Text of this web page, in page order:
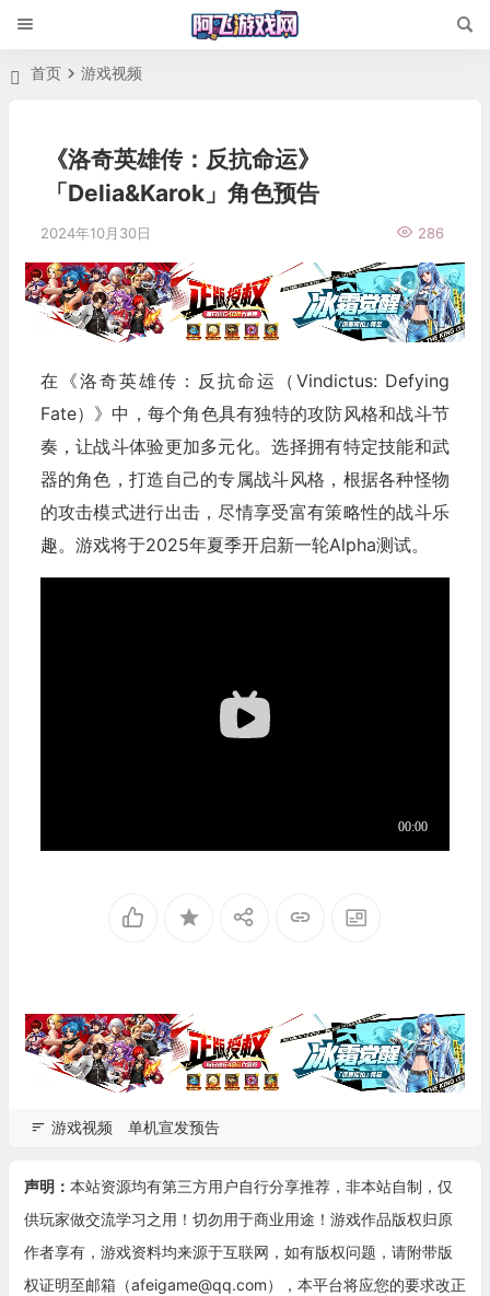
首页 游戏视频
《洛奇英雄传：反抗命运》
「Delia&Karok」角色预告
2024年10月30日 286
在《洛奇英雄传：反抗命运（Vindictus: Defying
Fate）》中，每个角色具有独特的攻防风格和战斗节
奏，让战斗体验更加多元化。选择拥有特定技能和武
器的角色，打造自己的专属战斗风格，根据各种怪物
的攻击模式进行出击，尽情享受富有策略性的战斗乐
趣。游戏将于2025年夏季开启新一轮Alpha测试。
游戏视频 单机宣发预告
声明： 本站资源均有第三方用户自行分享推荐，非本站自制，仅
供玩家做交流学习之用！切勿用于商业用途！游戏作品版权归原
作者享有，游戏资料均来源于互联网，如有版权问题，请附带版
权证明至邮箱（afeigame@qq.com），本平台将应您的要求改正